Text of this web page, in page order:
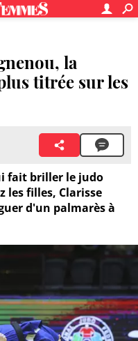
la
titrée sur les
fait briller le judo
les filles, Clarisse
d'un palmarès à